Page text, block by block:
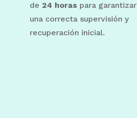
de 24 horas para garantizar
una correcta supervisión y
recuperación inicial.